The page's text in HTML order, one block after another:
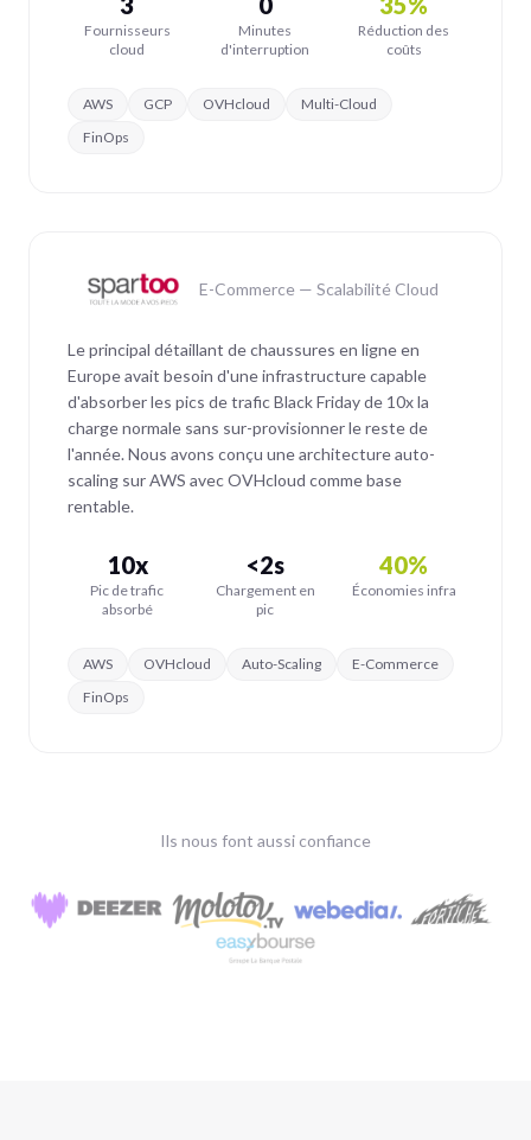
Fournisseurs
cloud
Minutes
d'interruption
Réduction des
coûts
AWS GCP OVHcloud
Multi-Cloud
FinOps
E-Commerce — Scalabilité Cloud
Le principal détaillant de chaussures en ligne en
Europe avait besoin d'une infrastructure capable
d'absorber les pics de trafic Black Friday de 10x la
charge normale sans sur-provisionner le reste de
l'année. Nous avons conçu une architecture auto-
scaling sur AWS avec OVHcloud comme base
rentable.
10x
Pic de trafic
absorbé
<2s
Chargement en
pic
40%
Économies infra
AWS OVHcloud Auto-Scaling
E-Commerce
FinOps
Ils nous font aussi confiance